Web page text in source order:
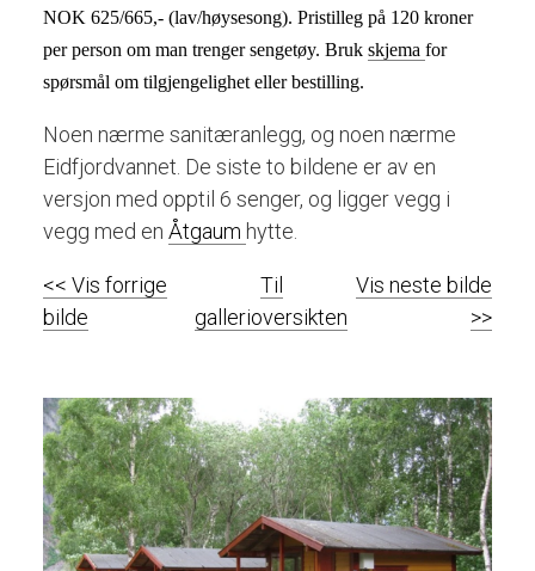
NOK 625/665,- (lav/høysesong). Pristilleg på 120 kroner
per person om man trenger sengetøy. Bruk skjema for
spørsmål om tilgjengelighet eller bestilling.
Noen nærme sanitæranlegg, og noen nærme
Eidfjordvannet. De siste to bildene er av en
versjon med opptil 6 senger, og ligger vegg i
vegg med en Åtgaum hytte.
<< Vis forrige
bilde
Til
gallerioversikten
Vis neste bilde
>>